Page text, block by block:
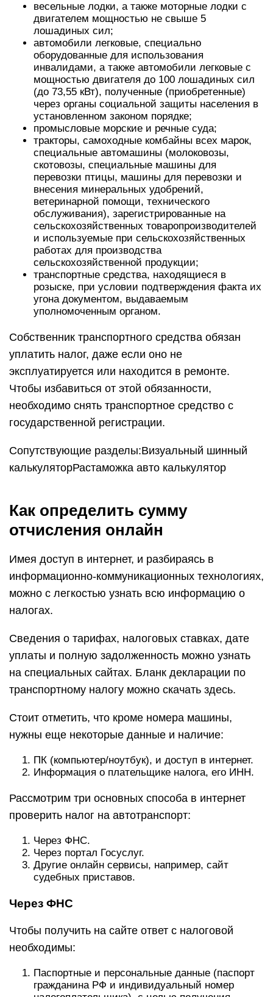
весельные лодки, а также моторные лодки с
двигателем мощностью не свыше 5
лошадиных сил;
автомобили легковые, специально
оборудованные для использования
инвалидами, а также автомобили легковые с
мощностью двигателя до 100 лошадиных сил
(до 73,55 кВт), полученные (приобретенные)
через органы социальной защиты населения в
установленном законом порядке;
промысловые морские и речные суда;
тракторы, самоходные комбайны всех марок,
специальные автомашины (молоковозы,
скотовозы, специальные машины для
перевозки птицы, машины для перевозки и
внесения минеральных удобрений,
ветеринарной помощи, технического
обслуживания), зарегистрированные на
сельскохозяйственных товаропроизводителей
и используемые при сельскохозяйственных
работах для производства
сельскохозяйственной продукции;
транспортные средства, находящиеся в
розыске, при условии подтверждения факта их
угона документом, выдаваемым
уполномоченным органом.
Собственник транспортного средства обязан
уплатить налог, даже если оно не
эксплуатируется или находится в ремонте.
Чтобы избавиться от этой обязанности,
необходимо снять транспортное средство с
государственной регистрации.
Сопутствующие разделы:Визуальный шинный
калькуляторРастаможка авто калькулятор
Как определить сумму
отчисления онлайн
Имея доступ в интернет, и разбираясь в
информационно-коммуникационных технологиях,
можно с легкостью узнать всю информацию о
налогах.
Сведения о тарифах, налоговых ставках, дате
уплаты и полную задолженность можно узнать
на специальных сайтах. Бланк декларации по
транспортному налогу можно скачать здесь.
Стоит отметить, что кроме номера машины,
нужны еще некоторые данные и наличие:
ПК (компьютер/ноутбук), и доступ в интернет.
Информация о плательщике налога, его ИНН.
Рассмотрим три основных способа в интернет
проверить налог на автотранспорт:
Через ФНС.
Через портал Госуслуг.
Другие онлайн сервисы, например, сайт
судебных приставов.
Через ФНС
Чтобы получить на сайте ответ с налоговой
необходимы:
Паспортные и персональные данные (паспорт
гражданина РФ и индивидуальный номер